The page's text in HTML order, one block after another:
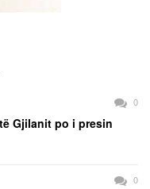
0
Gjilanit po i presin
0